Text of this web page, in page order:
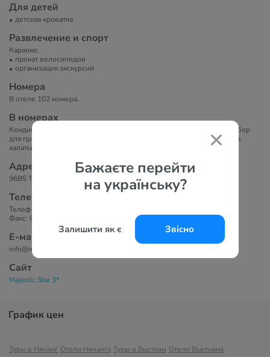
Бажаєте перейти
на українську?
Залишити як є Звісно
Для детей
детская кроватка
Развлечение и спорт
Караоке.
прокат велосипедов
организация экскурсий
Номера
В отеле 102 номера.
В номерах
Кондиционер, мини-бар, гостиный уголок, телевизор, телефон, набор
для приготовления чая и кофе, чайник, минеральная питьевая вода,
халаты и тапочки, ванная комната, бесплатный Wi-Fi.
Адрес
96B5 Tran Phu, Nha Trang, Khanh Hoa, Viet Nam
Телефоны
Телефон:84 58 352 8898
Факс: 84 58 352 6345
Е-маil
info@majesticnhatranghotel.com
Сайт
Majestic Star 3*
График цен
Туры в Нячанг Отели Нячанга Туры в Вьетнам Отели Вьетнама